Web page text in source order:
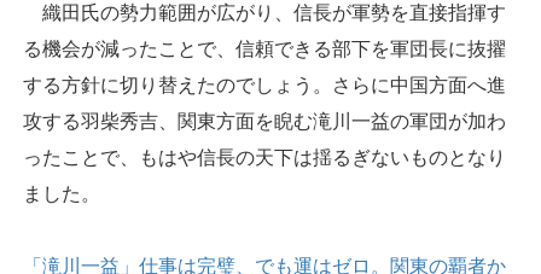
織田氏の勢力範囲が広がり、信長が軍勢を直接指揮す
る機会が減ったことで、信頼できる部下を軍団長に抜擢
する方針に切り替えたのでしょう。さらに中国方面へ進
攻する羽柴秀吉、関東方面を睨む滝川一益の軍団が加わ
ったことで、もはや信長の天下は揺るぎないものとなり
ました。
「滝川一益」仕事は完璧、でも運はゼロ。関東の覇者か